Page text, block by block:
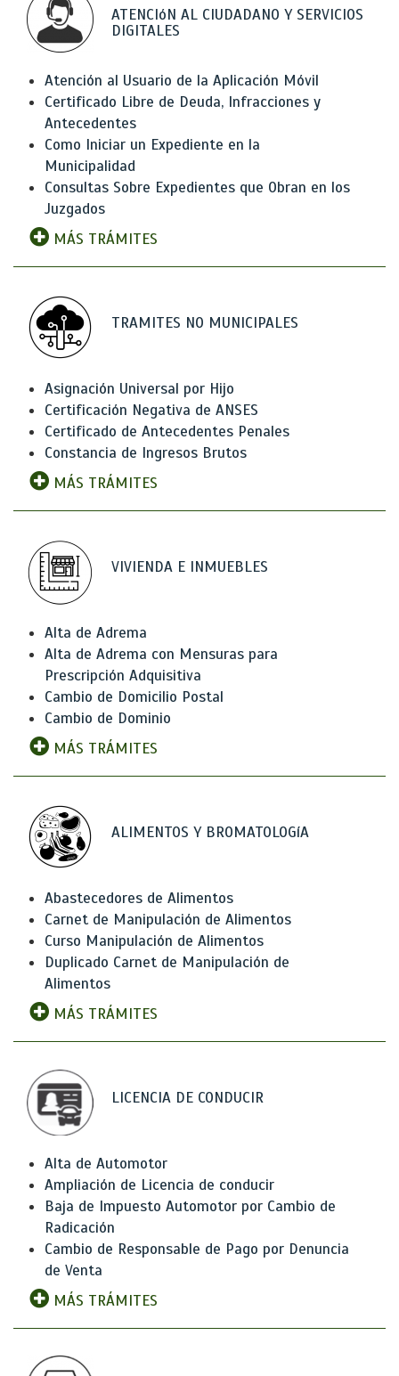
ATENCIóN AL CIUDADANO Y SERVICIOS
DIGITALES
Atención al Usuario de la Aplicación Móvil
Certificado Libre de Deuda, Infracciones y
Antecedentes
Como Iniciar un Expediente en la
Municipalidad
Consultas Sobre Expedientes que Obran en los
Juzgados
MÁS TRÁMITES
TRAMITES NO MUNICIPALES
Asignación Universal por Hijo
Certificación Negativa de ANSES
Certificado de Antecedentes Penales
Constancia de Ingresos Brutos
MÁS TRÁMITES
VIVIENDA E INMUEBLES
Alta de Adrema
Alta de Adrema con Mensuras para
Prescripción Adquisitiva
Cambio de Domicilio Postal
Cambio de Dominio
MÁS TRÁMITES
ALIMENTOS Y BROMATOLOGíA
Abastecedores de Alimentos
Carnet de Manipulación de Alimentos
Curso Manipulación de Alimentos
Duplicado Carnet de Manipulación de
Alimentos
MÁS TRÁMITES
LICENCIA DE CONDUCIR
Alta de Automotor
Ampliación de Licencia de conducir
Baja de Impuesto Automotor por Cambio de
Radicación
Cambio de Responsable de Pago por Denuncia
de Venta
MÁS TRÁMITES